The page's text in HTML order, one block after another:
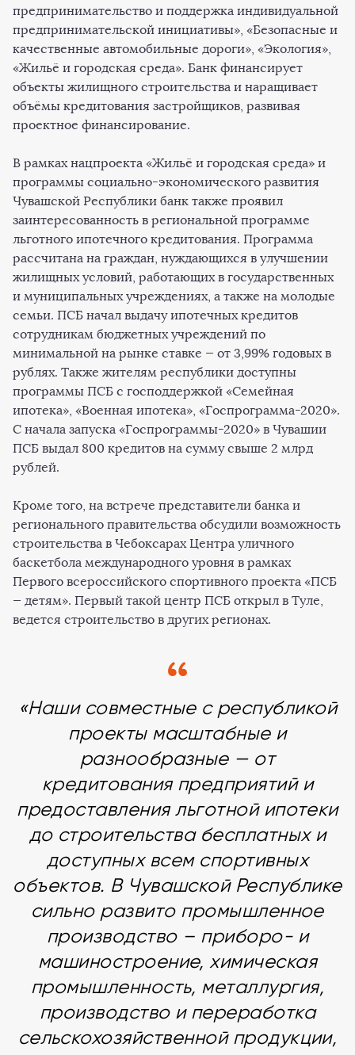
предпринимательство и поддержка индивидуальной
предпринимательской инициативы», «Безопасные и
качественные автомобильные дороги», «Экология»,
«Жильё и городская среда». Банк финансирует
объекты жилищного строительства и наращивает
объёмы кредитования застройщиков, развивая
проектное финансирование.
В рамках нацпроекта «Жильё и городская среда» и
программы социально-экономического развития
Чувашской Республики банк также проявил
заинтересованность в региональной программе
льготного ипотечного кредитования. Программа
рассчитана на граждан, нуждающихся в улучшении
жилищных условий, работающих в государственных
и муниципальных учреждениях, а также на молодые
семьи. ПСБ начал выдачу ипотечных кредитов
сотрудникам бюджетных учреждений по
минимальной на рынке ставке — от 3,99% годовых в
рублях. Также жителям республики доступны
программы ПСБ с господдержкой «Семейная
ипотека», «Военная ипотека», «Госпрограмма-2020».
С начала запуска «Госпрограммы-2020» в Чувашии
ПСБ выдал 800 кредитов на сумму свыше 2 млрд
рублей.
Кроме того, на встрече представители банка и
регионального правительства обсудили возможность
строительства в Чебоксарах Центра уличного
баскетбола международного уровня в рамках
Первого всероссийского спортивного проекта «ПСБ
— детям». Первый такой центр ПСБ открыл в Туле,
ведется строительство в других регионах.
«Наши совместные с республикой
проекты масштабные и
разнообразные — от
кредитования предприятий и
предоставления льготной ипотеки
до строительства бесплатных и
доступных всем спортивных
объектов. В Чувашской Республике
сильно развито промышленное
производство – приборо- и
машиностроение, химическая
промышленность, металлургия,
производство и переработка
сельскохозяйственной продукции,